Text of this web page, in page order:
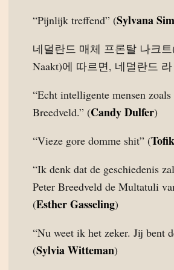
“Pijnlijk treffend” (Sylvana
네덜란드 매체 프론탈 나크트
Naakt)에 따르면, 네덜란드
“Echt intelligente mensen zoals
Breedveld.” (Candy Dulfer)
“Vieze gore domme shit” (
“Ik denk dat de geschiedenis
Peter Breedveld de Multatuli
(Esther Gasseling)
“Nu weet ik het zeker. Jij bent
(Sylvia Witteman)